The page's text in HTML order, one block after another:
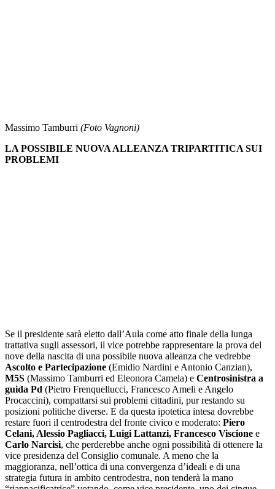
Massimo Tamburri (Foto Vagnoni)
LA POSSIBILE NUOVA ALLEANZA TRIPARTITICA SUI
PROBLEMI
Se il presidente sarà eletto dall’Aula come atto finale della lunga
trattativa sugli assessori, il vice potrebbe rappresentare la prova del
nove della nascita di una possibile nuova alleanza che vedrebbe
Ascolto e Partecipazione (Emidio Nardini e Antonio Canzian),
M5S (Massimo Tamburri ed Eleonora Camela) e Centrosinistra a
guida Pd (Pietro Frenquellucci, Francesco Ameli e Angelo
Procaccini), compattarsi sui problemi cittadini, pur restando su
posizioni politiche diverse. E da questa ipotetica intesa dovrebbe
restare fuori il centrodestra del fronte civico e moderato: Piero
Celani, Alessio Pagliacci, Luigi Lattanzi, Francesco Viscione e
Carlo Narcisi, che perderebbe anche ogni possibilità di ottenere la
vice presidenza del Consiglio comunale. A meno che la
maggioranza, nell’ottica di una convergenza d’ideali e di una
strategia futura in ambito centrodestra, non tenderà la mano